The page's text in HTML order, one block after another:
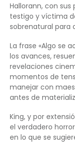
Hallorann, con
testigo y víctima
sobrenatural para
La frase «Algo se
los avances,
revelaciones
momentos de
manejar con
antes de
King, y por
el verdadero
en lo que se